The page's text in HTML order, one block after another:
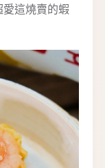
這燒賣的蝦